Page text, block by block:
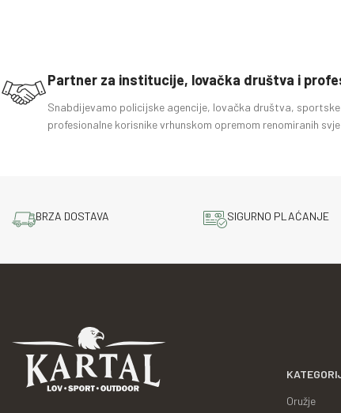
Partner za institucije, lovačka društva i
Snabdijevamo policijske agencije, lovačka društva, sportske
profesionalne korisnike vrhunskom opremom renomiranih
BRZA DOSTAVA SIGURNO PLAĆANJE
Oružje